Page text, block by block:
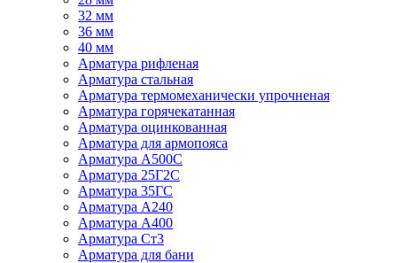
32 мм
36 мм
40 мм
Арматура рифленая
Арматура стальная
Арматура термомеханически упрочненая
Арматура горячекатанная
Арматура оцинкованная
Арматура для армопояса
Арматура A500С
Арматура 25Г2С
Арматура 35ГС
Арматура А240
Арматура А400
Арматура Ст3
Арматура для бани